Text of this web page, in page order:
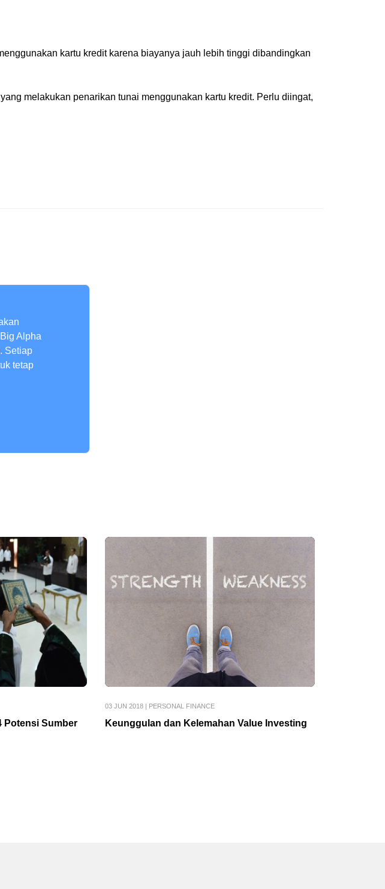
kartu kredit karena biayanya jauh lebih tinggi dibandingkan
melakukan penarikan tunai menggunakan kartu kredit. Perlu diingat,
Alpha
Setiap
tetap
Potensi Sumber
03 JUN 2018| PERSONAL FINANCE
Keunggulan dan Kelemahan Value Investing